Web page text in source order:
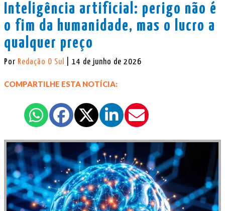
Inteligência artificial: perigo não é
o fim da humanidade, mas o lucro a
qualquer preço
Por Redação O Sul | 14 de junho de 2026
COMPARTILHE ESTA NOTÍCIA: